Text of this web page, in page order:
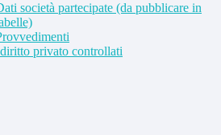
società partecipate (da pubblicare in
privato controllati